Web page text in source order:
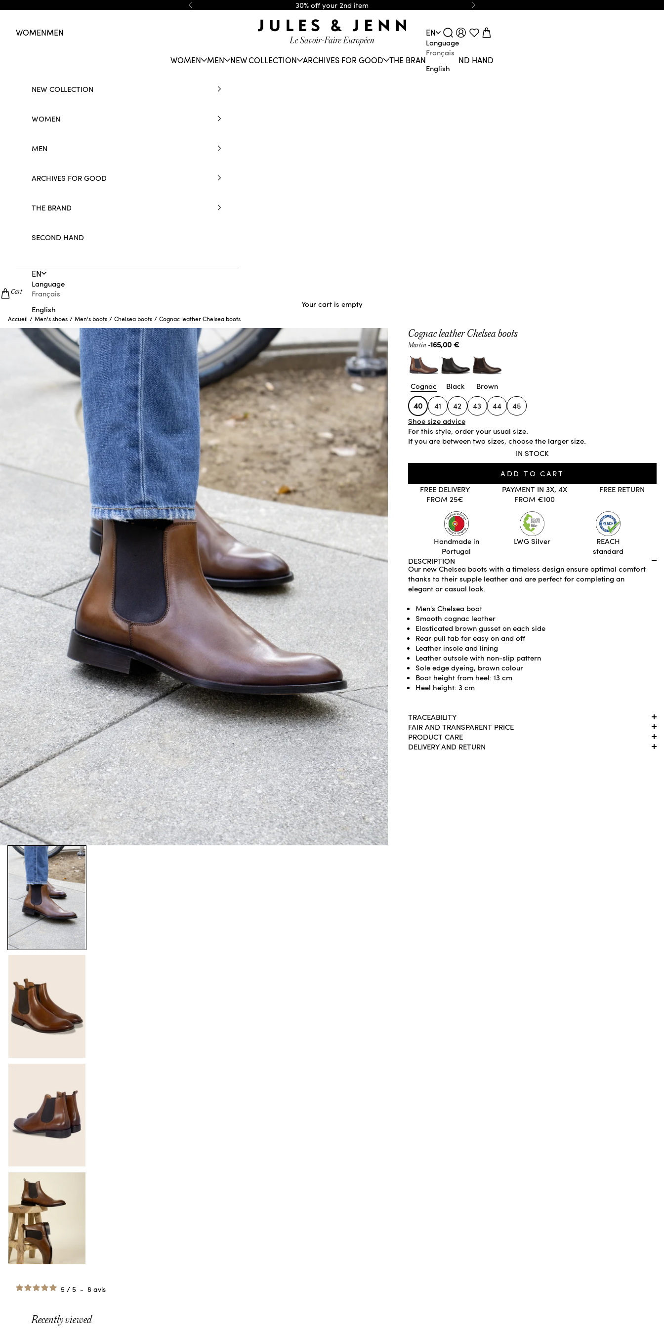
Previous 30% off your 2nd item
Next
WOMENMEN
WOMEN MEN NEW COLLECTION ARCHIVES FOR GOOD THE BRAND SECOND HAND
EN
Language
Français
English
Search
Login Cart
NEW COLLECTION
WOMEN
MEN
ARCHIVES FOR GOOD
THE BRAND
SECOND HAND
EN
Language
Français
English
Cart
Your cart is empty
Accueil / Men's shoes / Men's boots / Chelsea boots / Cognac leather Chelsea boots
Cognac leather Chelsea boots
Martin -Sale price
165,00 €
Cognac Black Brown
40 41 42 43 44
45
Shoe size advice
For this style, order your usual size.
If you are between two sizes, choose the larger size.
IN STOCK
ADD TO CART
FREE DELIVERY
FROM 25€
PAYMENT IN 3X, 4X
FROM €100
FREE RETURN
Handmade in
Portugal
LWG Silver
REACH
standard
DESCRIPTION
Our new Chelsea boots with a timeless design ensure optimal comfort
thanks to their supple leather and are perfect for completing an
elegant or casual look.
Men's Chelsea boot
Smooth cognac leather
Elasticated brown gusset on each side
Rear pull tab for easy on and off
Leather insole and lining
Leather outsole with non-slip pattern
Sole edge dyeing, brown colour
Boot height from heel: 13 cm
Heel height: 3 cm
TRACEABILITY
FAIR AND TRANSPARENT PRICE
PRODUCT CARE
DELIVERY AND RETURN
5 / 5 - 8 avis
Recently viewed